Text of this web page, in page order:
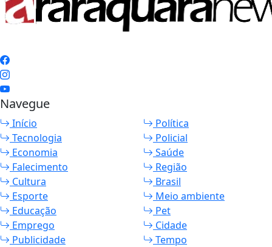
Navegue
Início
Política
Tecnologia
Policial
Economia
Saúde
Falecimento
Região
Cultura
Brasil
Esporte
Meio ambiente
Educação
Pet
Emprego
Cidade
Publicidade
Tempo